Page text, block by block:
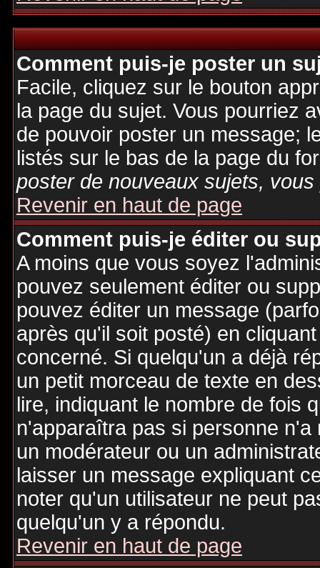
Comment puis-je poster un
Facile, cliquez sur le bouton
la page du sujet. Vous pourriez
de pouvoir poster un message;
listés sur le bas de la page du
poster de nouveaux sujets,
Revenir en haut de page
Comment puis-je éditer ou
A moins que vous soyez
pouvez seulement éditer ou
pouvez éditer un message
après qu'il soit posté) en
concerné. Si quelqu'un a déjà
un petit morceau de texte en
lire, indiquant le nombre de fois
n'apparaîtra pas si personne
un modérateur ou un
laisser un message expliquant
noter qu'un utilisateur ne peut
quelqu'un y a répondu.
Revenir en haut de page